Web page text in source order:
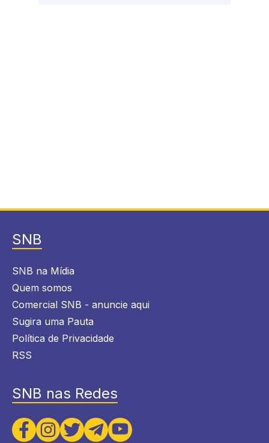
SNB
SNB na Mídia
Quem somos
Comercial SNB - anuncie aqui
Sugira uma Pauta
Política de Privacidade
RSS
SNB nas Redes